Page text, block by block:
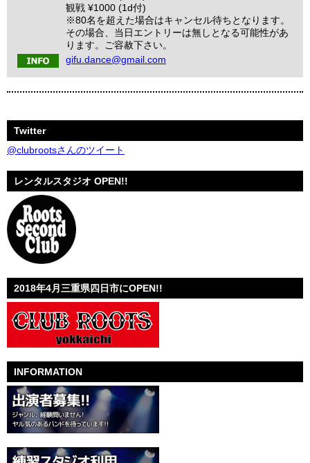
観戦 ¥1000 (1d付)
※80名を超えた場合はキャンセル待ちとなります。
その場合、当日エントリーは無しとなる可能性があ
ります。ご容赦下さい。
gifu.dance@gmail.com
Twitter
@clubrootsさんのツイート
レンタルスタジオ OPEN!!
2018年4月三重県四日市にOPEN!!
INFORMATION